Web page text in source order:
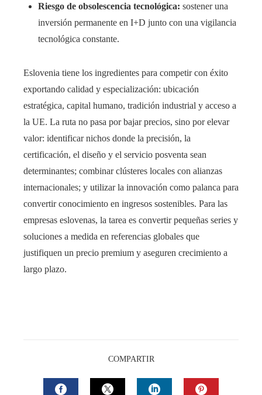
Riesgo de obsolescencia tecnológica: sostener una
inversión permanente en I+D junto con una vigilancia
tecnológica constante.
Eslovenia tiene los ingredientes para competir con éxito
exportando calidad y especialización: ubicación
estratégica, capital humano, tradición industrial y acceso a
la UE. La ruta no pasa por bajar precios, sino por elevar
valor: identificar nichos donde la precisión, la
certificación, el diseño y el servicio posventa sean
determinantes; combinar clústeres locales con alianzas
internacionales; y utilizar la innovación como palanca para
convertir conocimiento en ingresos sostenibles. Para las
empresas eslovenas, la tarea es convertir pequeñas series y
soluciones a medida en referencias globales que
justifiquen un precio premium y aseguren crecimiento a
largo plazo.
COMPARTIR